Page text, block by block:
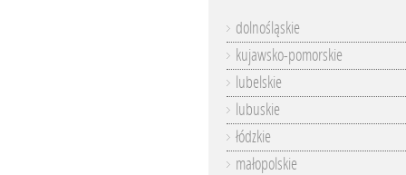
dolnośląskie
kujawsko-pomorskie
lubelskie
lubuskie
łódzkie
małopolskie